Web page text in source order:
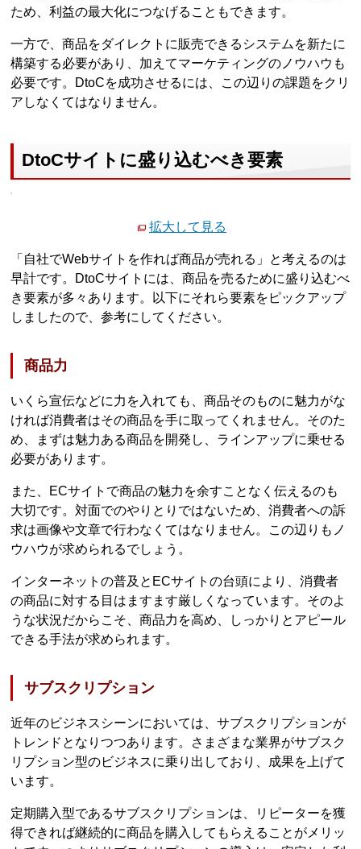
ため、利益の最大化につなげることもできます。
一方で、商品をダイレクトに販売できるシステムを新たに
構築する必要があり、加えてマーケティングのノウハウも
必要です。DtoCを成功させるには、この辺りの課題をクリ
アしなくてはなりません。
DtoCサイトに盛り込むべき要素
拡大して見る
「自社でWebサイトを作れば商品が売れる」と考えるのは
早計です。DtoCサイトには、商品を売るために盛り込むべ
き要素が多々あります。以下にそれら要素をピックアップ
しましたので、参考にしてください。
商品力
いくら宣伝などに力を入れても、商品そのものに魅力がな
ければ消費者はその商品を手に取ってくれません。そのた
め、まずは魅力ある商品を開発し、ラインアップに乗せる
必要があります。
また、ECサイトで商品の魅力を余すことなく伝えるのも
大切です。対面でのやりとりではないため、消費者への訴
求は画像や文章で行わなくてはなりません。この辺りもノ
ウハウが求められるでしょう。
インターネットの普及とECサイトの台頭により、消費者
の商品に対する目はますます厳しくなっています。そのよ
うな状況だからこそ、商品力を高め、しっかりとアピール
できる手法が求められます。
サブスクリプション
近年のビジネスシーンにおいては、サブスクリプションが
トレンドとなりつつあります。さまざまな業界がサブスク
リプション型のビジネスに乗り出しており、成果を上げて
います。
定期購入型であるサブスクリプションは、リピーターを獲
得できれば継続的に商品を購入してもらえることがメリッ